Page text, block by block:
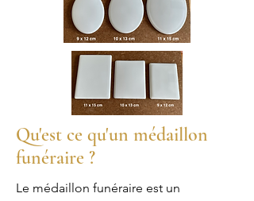
Qu'est ce qu'un médaillon
funéraire ?
Le médaillon funéraire est un